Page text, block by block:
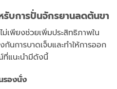
บการปั่นจักรยานลดต้นขา
ม่เพียงช่วยเพิ่มประสิทธิภาพใน
นการบาดเจ็บและทำให้การออก
แนะนำมีดังนี้
รองนั่ง